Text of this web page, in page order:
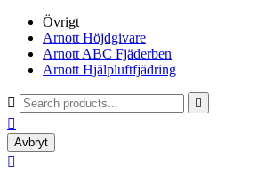
Övrigt
Arnott Höjdgivare
Arnott ABC Fjäderben
Arnott Hjälpluftfjädring
 

Avbryt
